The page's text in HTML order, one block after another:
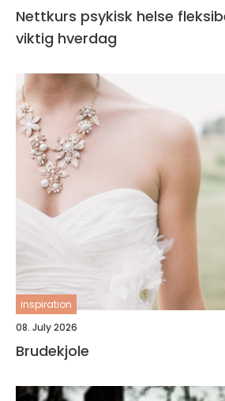
Nettkurs psykisk helse fleksibel læring for en
viktig hverdag
inspiration
08. July 2026
Brudekjole